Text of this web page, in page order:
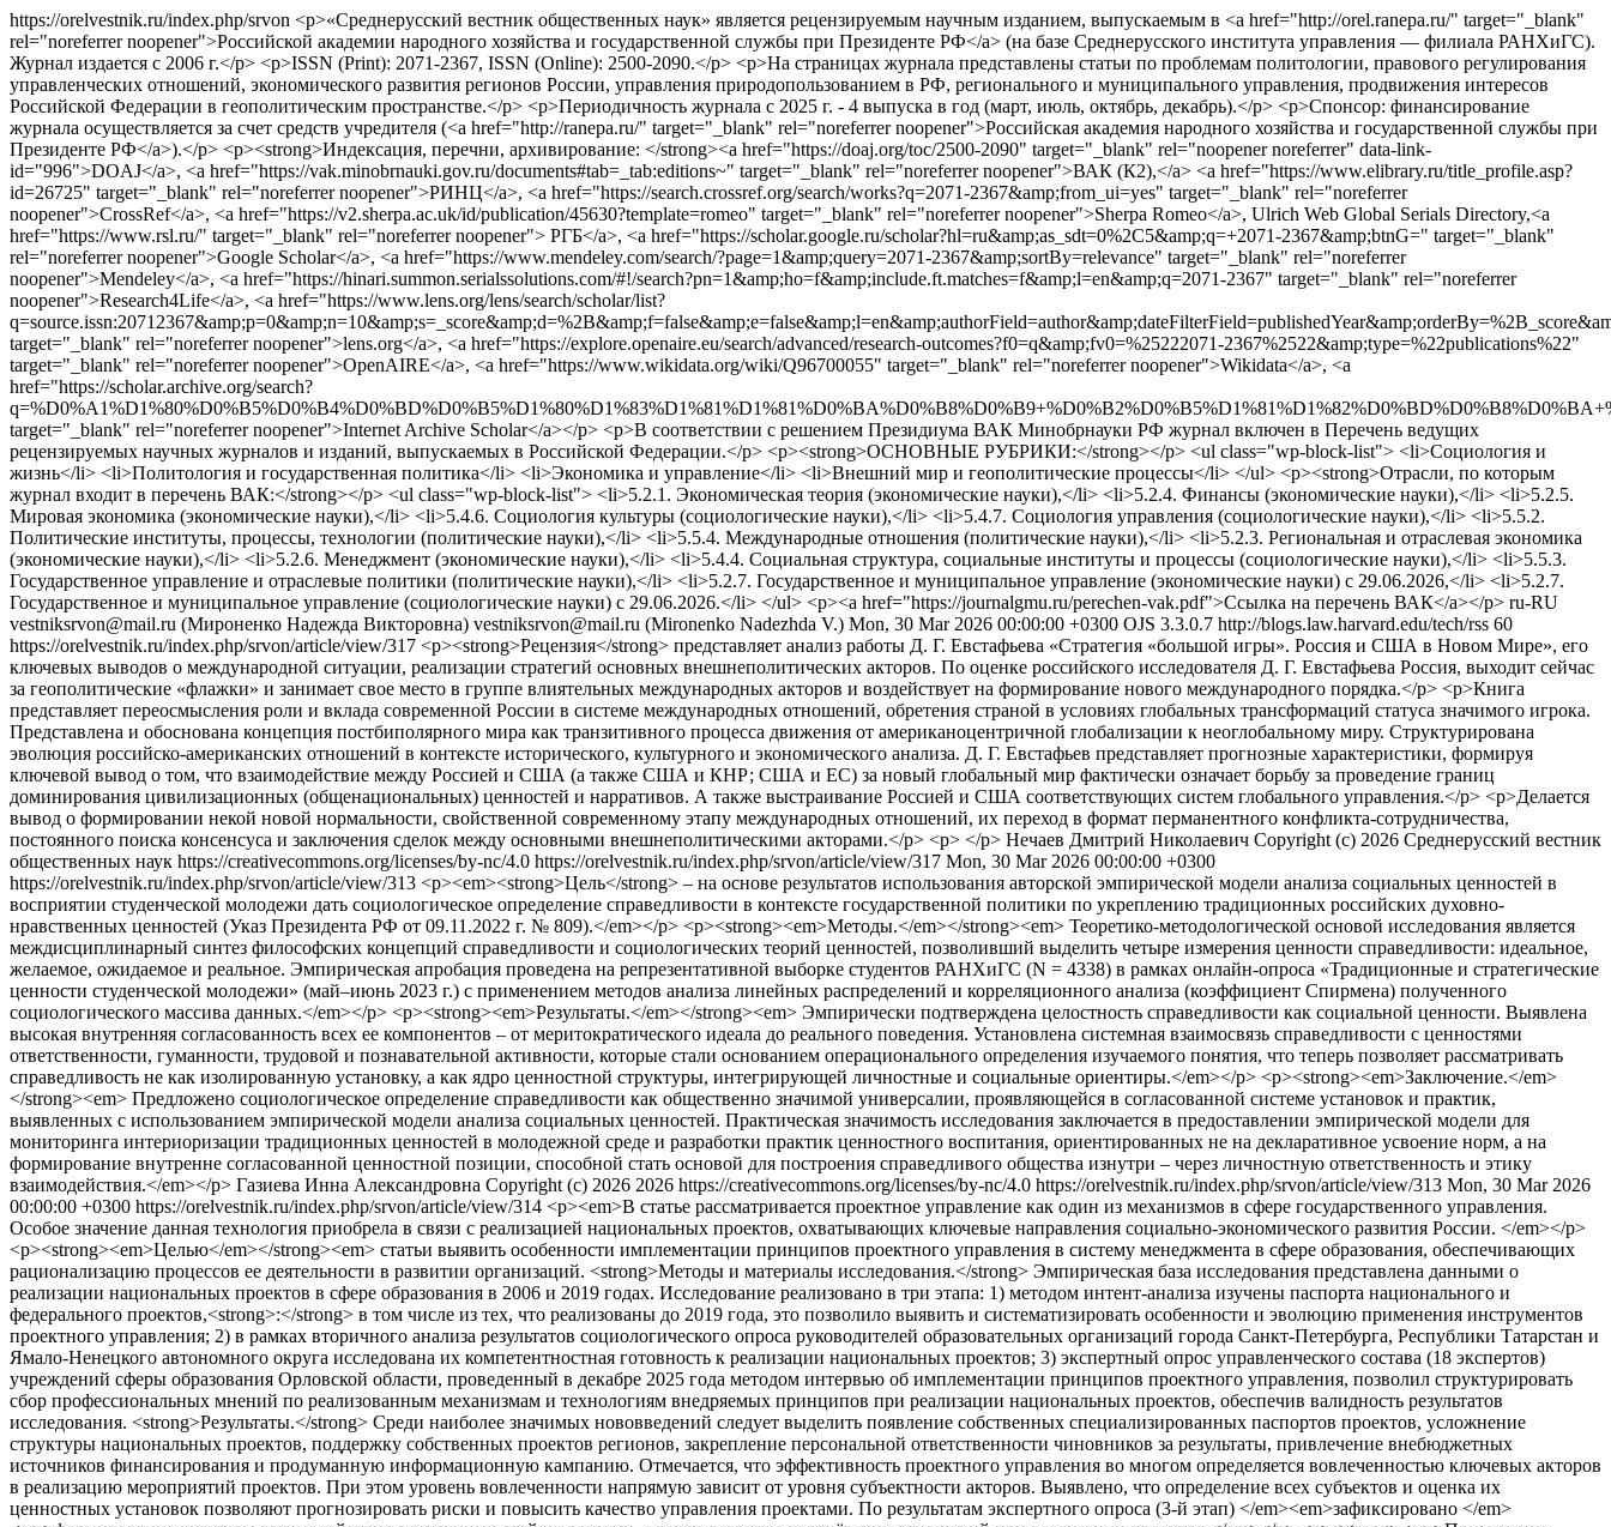
https://orelvestnik.ru/index.php/srvon <p>«Среднерусский вестник общественных наук» является рецензируемым научным изданием, выпускаемым в <a href="http://orel.ranepa.ru/" target="_blank"
rel="noreferrer noopener">Российской академии народного хозяйства и государственной службы при Президенте РФ</a> (на базе Среднерусского института управления — филиала РАНХиГС).
Журнал издается с 2006 г.</p> <p>ISSN (Print): 2071-2367, ISSN (Online): 2500-2090.</p> <p>На страницах журнала представлены статьи по проблемам политологии, правового регулирования
управленческих отношений, экономического развития регионов России, управления природопользованием в РФ, регионального и муниципального управления, продвижения интересов
Российской Федерации в геополитическим пространстве.</p> <p>Периодичность журнала с 2025 г. - 4 выпуска в год (март, июль, октябрь, декабрь).</p> <p>Спонсор: финансирование
журнала осуществляется за счет средств учредителя (<a href="http://ranepa.ru/" target="_blank" rel="noreferrer noopener">Российская академия народного хозяйства и государственной службы при
Президенте РФ</a>).</p> <p><strong>Индексация, перечни, архивирование: </strong><a href="https://doaj.org/toc/2500-2090" target="_blank" rel="noopener noreferrer" data-link-
id="996">DOAJ</a>, <a href="https://vak.minobrnauki.gov.ru/documents#tab=_tab:editions~" target="_blank" rel="noreferrer noopener">ВАК (К2),</a> <a href="https://www.elibrary.ru/title_profile.asp?
id=26725" target="_blank" rel="noreferrer noopener">РИНЦ</a>, <a href="https://search.crossref.org/search/works?q=2071-2367&amp;from_ui=yes" target="_blank" rel="noreferrer
noopener">CrossRef</a>, <a href="https://v2.sherpa.ac.uk/id/publication/45630?template=romeo" target="_blank" rel="noreferrer noopener">Sherpa Romeo</a>, Ulrich Web Global Serials Directory,<a
href="https://www.rsl.ru/" target="_blank" rel="noreferrer noopener"> РГБ</a>, <a href="https://scholar.google.ru/scholar?hl=ru&amp;as_sdt=0%2C5&amp;q=+2071-2367&amp;btnG=" target="_blank"
rel="noreferrer noopener">Google Scholar</a>, <a href="https://www.mendeley.com/search/?page=1&amp;query=2071-2367&amp;sortBy=relevance" target="_blank" rel="noreferrer
noopener">Mendeley</a>, <a href="https://hinari.summon.serialssolutions.com/#!/search?pn=1&amp;ho=f&amp;include.ft.matches=f&amp;l=en&amp;q=2071-2367" target="_blank" rel="noreferrer
noopener">Research4Life</a>, <a href="https://www.lens.org/lens/search/scholar/list?
target="_blank" rel="noreferrer noopener">lens.org</a>, <a href="https://explore.openaire.eu/search/advanced/research-outcomes?f0=q&amp;fv0=%25222071-2367%2522&amp;type=%22publications%22"
target="_blank" rel="noreferrer noopener">OpenAIRE</a>, <a href="https://www.wikidata.org/wiki/Q96700055" target="_blank" rel="noreferrer noopener">Wikidata</a>, <a
href="https://scholar.archive.org/search?
target="_blank" rel="noreferrer noopener">Internet Archive Scholar</a></p> <p>В соответствии с решением Президиума ВАК Минобрнауки РФ журнал включен в Перечень ведущих
рецензируемых научных журналов и изданий, выпускаемых в Российской Федерации.</p> <p><strong>ОСНОВНЫЕ РУБРИКИ:</strong></p> <ul class="wp-block-list"> <li>Социология и
жизнь</li> <li>Политология и государственная политика</li> <li>Экономика и управление</li> <li>Внешний мир и геополитические процессы</li> </ul> <p><strong>Отрасли, по которым
журнал входит в перечень ВАК:</strong></p> <ul class="wp-block-list"> <li>5.2.1. Экономическая теория (экономические науки),</li> <li>5.2.4. Финансы (экономические науки),</li> <li>5.2.5.
Мировая экономика (экономические науки),</li> <li>5.4.6. Социология культуры (социологические науки),</li> <li>5.4.7. Социология управления (социологические науки),</li> <li>5.5.2.
Политические институты, процессы, технологии (политические науки),</li> <li>5.5.4. Международные отношения (политические науки),</li> <li>5.2.3. Региональная и отраслевая экономика
(экономические науки),</li> <li>5.2.6. Менеджмент (экономические науки),</li> <li>5.4.4. Социальная структура, социальные институты и процессы (социологические науки),</li> <li>5.5.3.
Государственное управление и отраслевые политики (политические науки),</li> <li>5.2.7. Государственное и муниципальное управление (экономические науки) с 29.06.2026,</li> <li>5.2.7.
Государственное и муниципальное управление (социологические науки) с 29.06.2026.</li> </ul> <p><a href="https://journalgmu.ru/perechen-vak.pdf">Ссылка на перечень ВАК</a></p> ru-RU
vestniksrvon@mail.ru (Мироненко Надежда Викторовна) vestniksrvon@mail.ru (Mironenko Nadezhda V.) Mon, 30 Mar 2026 00:00:00 +0300 OJS 3.3.0.7 http://blogs.law.harvard.edu/tech/rss 60
https://orelvestnik.ru/index.php/srvon/article/view/317 <p><strong>Рецензия</strong> представляет анализ работы Д. Г. Евстафьева «Стратегия «большой игры». Россия и США в Новом Мире», его
ключевых выводов о международной ситуации, реализации стратегий основных внешнеполитических акторов. По оценке российского исследователя Д. Г. Евстафьева Россия, выходит сейчас
за геополитические «флажки» и занимает свое место в группе влиятельных международных акторов и воздействует на формирование нового международного порядка.</p> <p>Книга
представляет переосмысления роли и вклада современной России в системе международных отношений, обретения страной в условиях глобальных трансформаций статуса значимого игрока.
Представлена и обоснована концепция постбиполярного мира как транзитивного процесса движения от американоцентричной глобализации к неоглобальному миру. Структурирована
эволюция российско-американских отношений в контексте исторического, культурного и экономического анализа. Д. Г. Евстафьев представляет прогнозные характеристики, формируя
ключевой вывод о том, что взаимодействие между Россией и США (а также США и КНР; США и ЕС) за новый глобальный мир фактически означает борьбу за проведение границ
доминирования цивилизационных (общенациональных) ценностей и нарративов. А также выстраивание Россией и США соответствующих систем глобального управления.</p> <p>Делается
вывод о формировании некой новой нормальности, свойственной современному этапу международных отношений, их переход в формат перманентного конфликта-сотрудничества,
постоянного поиска консенсуса и заключения сделок между основными внешнеполитическими акторами.</p> <p> </p> Нечаев Дмитрий Николаевич Copyright (c) 2026 Среднерусский вестник
общественных наук https://creativecommons.org/licenses/by-nc/4.0 https://orelvestnik.ru/index.php/srvon/article/view/317 Mon, 30 Mar 2026 00:00:00 +0300
https://orelvestnik.ru/index.php/srvon/article/view/313 <p><em><strong>Цель</strong> – на основе результатов использования авторской эмпирической модели анализа социальных ценностей в
восприятии студенческой молодежи дать социологическое определение справедливости в контексте государственной политики по укреплению традиционных российских духовно-
нравственных ценностей (Указ Президента РФ от 09.11.2022 г. № 809).</em></p> <p><strong><em>Методы.</em></strong><em> Теоретико-методологической основой исследования является
междисциплинарный синтез философских концепций справедливости и социологических теорий ценностей, позволивший выделить четыре измерения ценности справедливости: идеальное,
желаемое, ожидаемое и реальное. Эмпирическая апробация проведена на репрезентативной выборке студентов РАНХиГС (N = 4338) в рамках онлайн-опроса «Традиционные и стратегические
ценности студенческой молодежи» (май–июнь 2023 г.) с применением методов анализа линейных распределений и корреляционного анализа (коэффициент Спирмена) полученного
социологического массива данных.</em></p> <p><strong><em>Результаты.</em></strong><em> Эмпирически подтверждена целостность справедливости как социальной ценности. Выявлена
высокая внутренняя согласованность всех ее компонентов – от меритократического идеала до реального поведения. Установлена системная взаимосвязь справедливости с ценностями
ответственности, гуманности, трудовой и познавательной активности, которые стали основанием операционального определения изучаемого понятия, что теперь позволяет рассматривать
справедливость не как изолированную установку, а как ядро ценностной структуры, интегрирующей личностные и социальные ориентиры.</em></p> <p><strong><em>Заключение.</em>
</strong><em> Предложено социологическое определение справедливости как общественно значимой универсалии, проявляющейся в согласованной системе установок и практик,
выявленных с использованием эмпирической модели анализа социальных ценностей. Практическая значимость исследования заключается в предоставлении эмпирической модели для
мониторинга интериоризации традиционных ценностей в молодежной среде и разработки практик ценностного воспитания, ориентированных не на декларативное усвоение норм, а на
формирование внутренне согласованной ценностной позиции, способной стать основой для построения справедливого общества изнутри – через личностную ответственность и этику
взаимодействия.</em></p> Газиева Инна Александровна Copyright (c) 2026 2026 https://creativecommons.org/licenses/by-nc/4.0 https://orelvestnik.ru/index.php/srvon/article/view/313 Mon, 30 Mar 2026
00:00:00 +0300 https://orelvestnik.ru/index.php/srvon/article/view/314 <p><em>В статье рассматривается проектное управление как один из механизмов в сфере государственного управления.
Особое значение данная технология приобрела в связи с реализацией национальных проектов, охватывающих ключевые направления социально-экономического развития России. </em></p>
<p><strong><em>Целью</em></strong><em> статьи выявить особенности имплементации принципов проектного управления в систему менеджмента в сфере образования, обеспечивающих
рационализацию процессов ее деятельности в развитии организаций. <strong>Методы и материалы исследования.</strong> Эмпирическая база исследования представлена данными о
реализации национальных проектов в сфере образования в 2006 и 2019 годах. Исследование реализовано в три этапа: 1) методом интент-анализа изучены паспорта национального и
федерального проектов,<strong>:</strong> в том числе из тех, что реализованы до 2019 года, это позволило выявить и систематизировать особенности и эволюцию применения инструментов
проектного управления; 2) в рамках вторичного анализа результатов социологического опроса руководителей образовательных организаций города Санкт-Петербурга, Республики Татарстан и
Ямало-Ненецкого автономного округа исследована их компетентностная готовность к реализации национальных проектов; 3) экспертный опрос управленческого состава (18 экспертов)
учреждений сферы образования Орловской области, проведенный в декабре 2025 года методом интервью об имплементации принципов проектного управления, позволил структурировать
сбор профессиональных мнений по реализованным механизмам и технологиям внедряемых принципов при реализации национальных проектов, обеспечив валидность результатов
исследования. <strong>Результаты.</strong> Среди наиболее значимых нововведений следует выделить появление собственных специализированных паспортов проектов, усложнение
структуры национальных проектов, поддержку собственных проектов регионов, закрепление персональной ответственности чиновников за результаты, привлечение внебюджетных
источников финансирования и продуманную информационную кампанию. Отмечается, что эффективность проектного управления во многом определяется вовлеченностью ключевых акторов
в реализацию мероприятий проектов. При этом уровень вовлеченности напрямую зависит от уровня субъектности акторов. Выявлено, что определение всех субъектов и оценка их
ценностных установок позволяют прогнозировать риски и повысить качество управления проектами. По результатам экспертного опроса (3-й этап) </em><em>зафиксировано </em>